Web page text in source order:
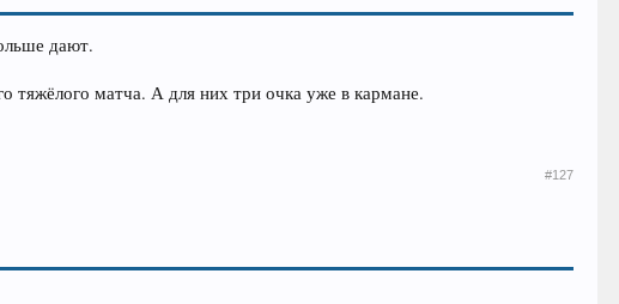
дают.
тяжёлого матча. А для них три очка уже в кармане.
#127